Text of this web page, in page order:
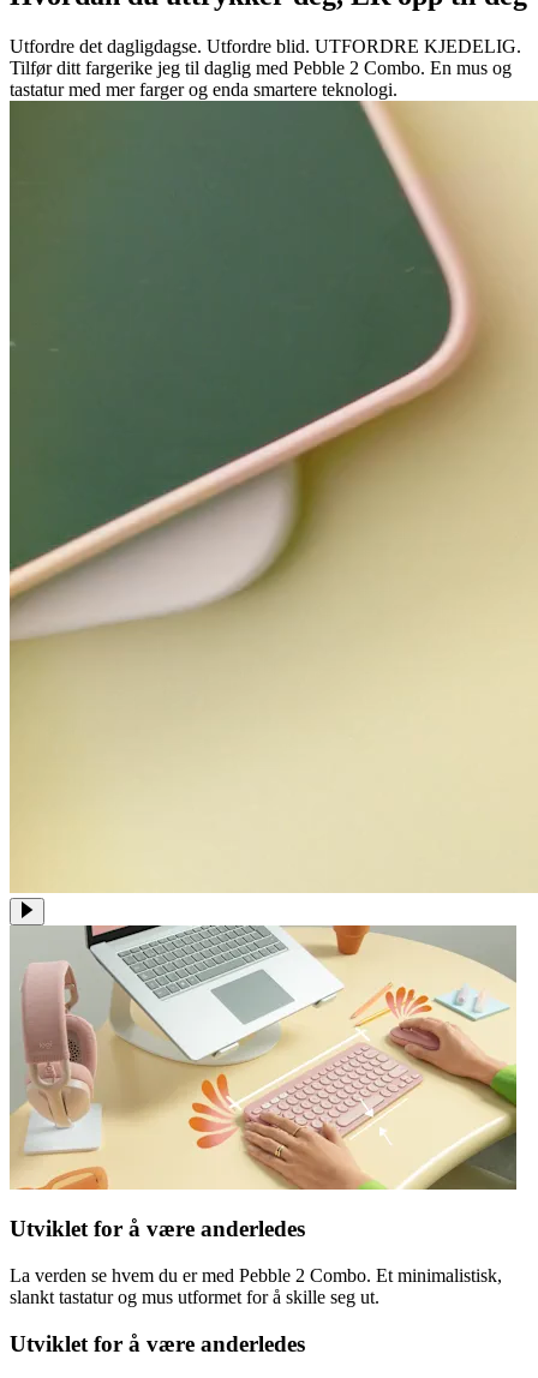
Utfordre det dagligdagse. Utfordre blid. UTFORDRE KJEDELIG.
Tilfør ditt fargerike jeg til daglig med Pebble 2 Combo. En mus og
tastatur med mer farger og enda smartere teknologi.
Utviklet for å være anderledes
La verden se hvem du er med Pebble 2 Combo. Et minimalistisk,
slankt tastatur og mus utformet for å skille seg ut.
Utviklet for å være anderledes